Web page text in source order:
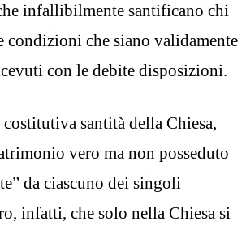
infallibilmente santificano chi
condizioni che siano validamente
con le debite disposizioni.
santità della Chiesa,
vero ma non posseduto
da ciascuno dei singoli
infatti, che solo nella Chiesa si